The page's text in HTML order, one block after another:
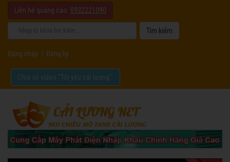
Liên hệ quảng cáo: 0932221090
Đăng nhập Đăng ký
Chia sẻ video "Tôi yêu cải lương".